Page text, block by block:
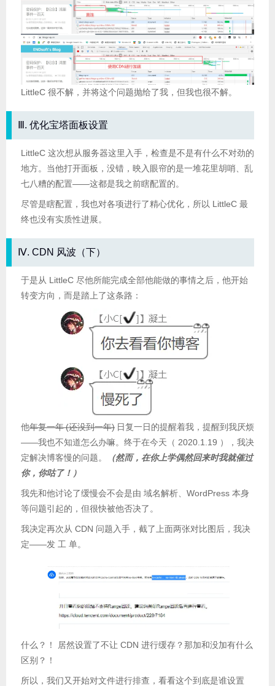
LittleC 很不解，并将这个问题抛给了我，但我也很不解。
Ⅲ. 优化宝塔面板设置
LittleC 这次想从服务器这里入手，检查是不是有什么不对劲的
地方。当他打开面板，没错，映入眼帘的是一堆花里胡哨、乱
七八糟的配置——这都是我之前瞎配置的。
尽管是瞎配置，我也对各项进行了精心优化，所以 LittleC 最
终也没有实质性进展。
Ⅳ. CDN 风波（下）
于是从 LittleC 尽他所能完成全部他能做的事情之后，他开始
转变方向，而是踏上了这条路：
他年复一年(还没到一年) 日复一日的提醒着我，提醒到我厌烦
——我也不知道怎么办嘛。终于在今天（ 2020.1.19 ），我决
定解决博客慢的问题。
（然而，在你上学偶然回来时我就催过
你，你咕了！）
我先和他讨论了缓慢会不会是由 域名解析、WordPress 本身
等问题引起的，但很快被他否决了。
我决定再次从 CDN 问题入手，截了上面两张对比图后，我决
定——发 工 单。
什么？！ 居然设置了不让 CDN 进行缓存？那加和没加有什么
区别？！
所以，我们又开始对文件进行排查，看看这个到底是谁设置